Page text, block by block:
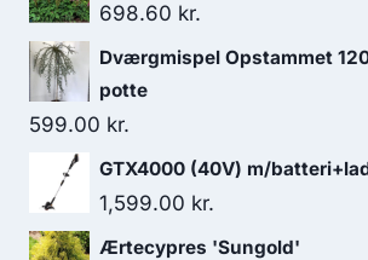
698.60 kr.
Dværgmispel Opstammet
potte
599.00 kr.
GTX4000 (40V) m/
1,599.00 kr.
Ærtecypres 'Sungold'